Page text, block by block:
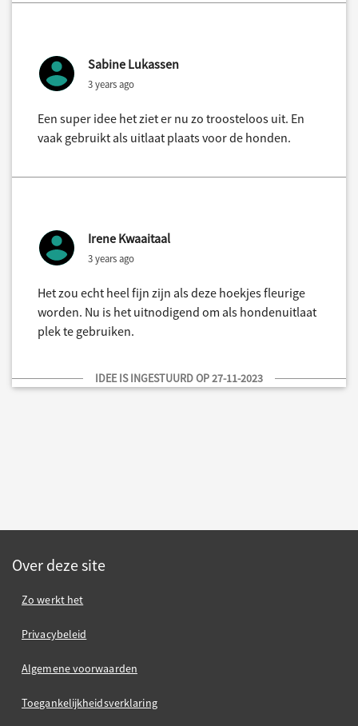
Sabine Lukassen
3 years ago
Een super idee het ziet er nu zo troosteloos uit. En
vaak gebruikt als uitlaat plaats voor de honden.
Irene Kwaaitaal
3 years ago
Het zou echt heel fijn zijn als deze hoekjes fleurige
worden. Nu is het uitnodigend om als hondenuitlaat
plek te gebruiken.
IDEE IS INGESTUURD OP 27-11-2023
Over deze site
Zo werkt het
Privacybeleid
Algemene voorwaarden
Toegankelijkheidsverklaring